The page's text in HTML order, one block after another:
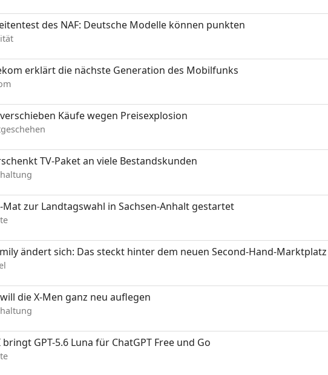
des NAF: Deutsche Modelle können punkten
erklärt die nächste Generation des Mobilfunks
Käufe wegen Preisexplosion
TV-Paket an viele Bestandskunden
Mat zur Landtagswahl in Sachsen-Anhalt gestartet
ändert sich: Das steckt hinter dem neuen Second-Hand-Marktplatz
die X-Men ganz neu auflegen
bringt GPT-5.6 Luna für ChatGPT Free und Go